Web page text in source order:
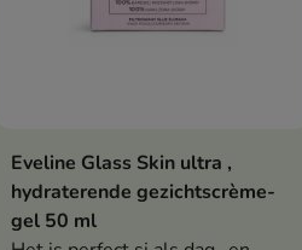
In winkelwagen
Eveline Glass Skin ultra ,
hydraterende gezichtscrème-
gel 50 ml